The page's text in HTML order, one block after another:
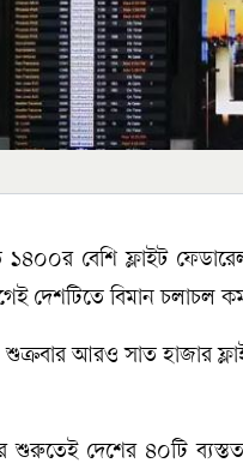
১৪০০র বেশি ফ্লাইট
দেশটিতে বিমান চলাচল
শুক্রবার আরও সাত হাজার
দেশের ৪০টি